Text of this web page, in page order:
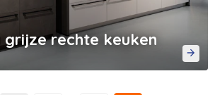
rechte keuken